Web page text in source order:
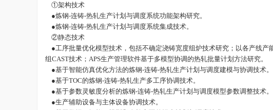
①架构技术
●炼钢-连铸-热轧生产计划与调度系统功能架构研究。
●炼钢-连铸-热轧生产计划与调度系统集成技术。
②静态技术
●工序批量优化模型技术，包括不确定浇铸宽度组炉技术研究；以各产线
组CAST技术；APS生产管理软件基于多模型协调的热轧批量计划方法研究。
●基于智能仿真优化方法的炼钢-连铸-热轧生产计划与调度建模与协调技术。
●基于TOC的炼钢-连铸-热轧生产多工序协调技术。
●基于参数灵敏度分析的炼钢-连铸-热轧生产计划与调度模型参数调整技术。
●生产辅助设备与主体设备协调技术。